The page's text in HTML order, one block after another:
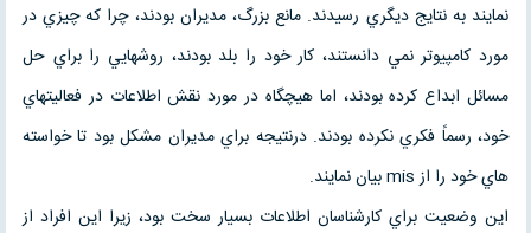
نمايند به نتايج ديگري رسيدند. مانع بزرگ، مديران بودند، چرا كه چيزي در
مورد كامپيوتر نمي دانستند، كار خود را بلد بودند، روشهايي را براي حل
مسائل ابداع كرده بودند، اما هيچگاه در مورد نقش اطلاعات در فعاليتهاي
خود، رسماً فكري نكرده بودند. درنتيجه براي مديران مشكل بود تا خواسته
هاي خود را از mis بيان نمايند.
اين وضعيت براي كارشناسان اطلاعات بسيار سخت بود، زيرا اين افراد از